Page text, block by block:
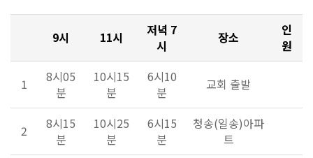
9시 11시
저녁 7
시
장소
인
원
1
8시05
분
10시15
분
6시10
분
교회 출발
2
8시15
분
10시25
분
6시15
분
청송(일송)아파
트